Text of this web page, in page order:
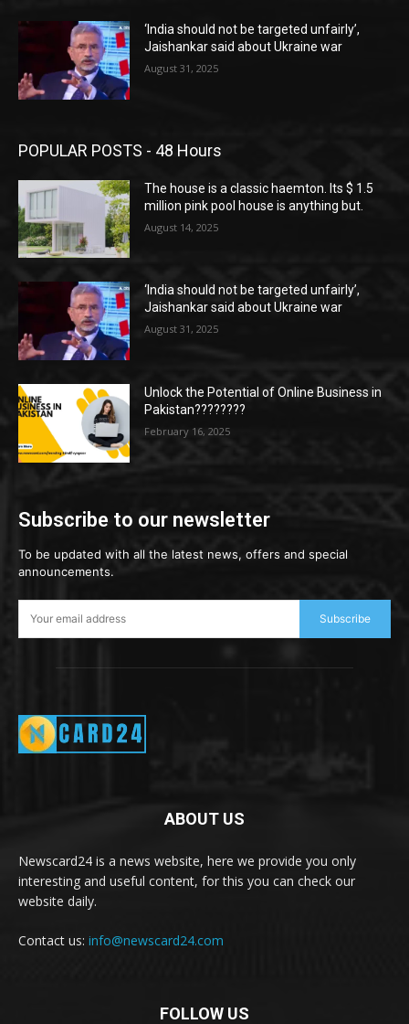
‘India should not be targeted unfairly’,
Jaishankar said about Ukraine war
August 31, 2025
POPULAR POSTS - 48 Hours
The house is a classic haemton. Its $ 1.5
million pink pool house is anything but.
August 14, 2025
‘India should not be targeted unfairly’,
Jaishankar said about Ukraine war
August 31, 2025
Unlock the Potential of Online Business in
Pakistan????????
February 16, 2025
Subscribe to our newsletter
To be updated with all the latest news, offers and special
announcements.
Subscribe
ABOUT US
Newscard24 is a news website, here we provide you only
interesting and useful content, for this you can check our
website daily.
Contact us: info@newscard24.com
FOLLOW US